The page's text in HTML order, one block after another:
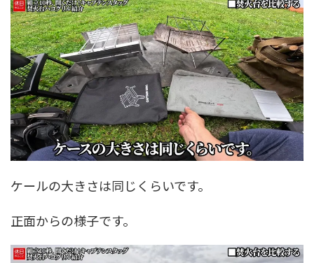
ケールの大きさは同じくらいです。
正面からの様子です。